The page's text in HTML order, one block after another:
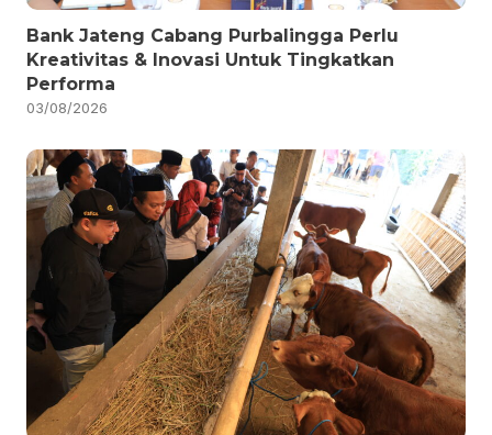
Bank Jateng Cabang Purbalingga Perlu
Kreativitas & Inovasi Untuk Tingkatkan
Performa
03/08/2026